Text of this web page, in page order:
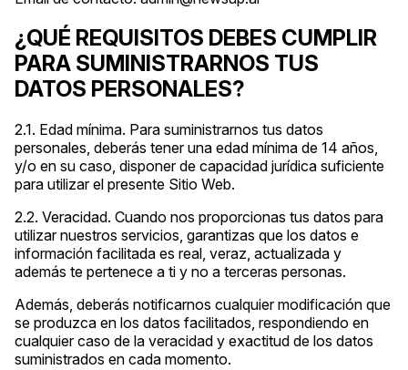
¿QUÉ REQUISITOS DEBES CUMPLIR
PARA SUMINISTRARNOS TUS
DATOS PERSONALES?
2.1. Edad mínima. Para suministrarnos tus datos
personales, deberás tener una edad mínima de 14 años,
y/o en su caso, disponer de capacidad jurídica suficiente
para utilizar el presente Sitio Web.
2.2. Veracidad. Cuando nos proporcionas tus datos para
utilizar nuestros servicios, garantizas que los datos e
información facilitada es real, veraz, actualizada y
además te pertenece a ti y no a terceras personas.
Además, deberás notificarnos cualquier modificación que
se produzca en los datos facilitados, respondiendo en
cualquier caso de la veracidad y exactitud de los datos
suministrados en cada momento.